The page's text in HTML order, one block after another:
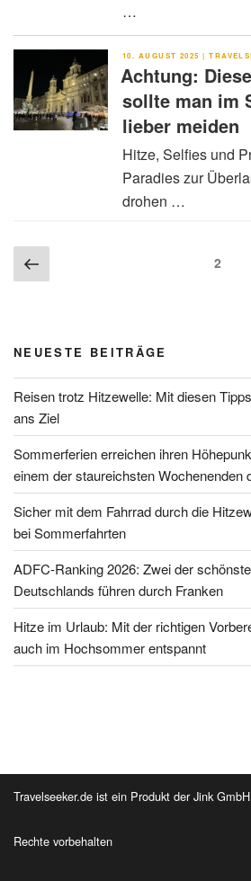
…
VERÖFFENTLICHT
10. AUGUST 2025 |
Achtung:
sollte man im
lieber meiden
Hitze, Selfies und
Paradies zur
drohen …
Seitennummerierung
der Vorherige
Seite
Seite2
NEUESTE BEITRÄGE
Reisen trotz Hitzewelle: Mit diesen
ans Ziel
Sommerferien erreichen ihren
einem der staureichsten Wochenenden
Sicher mit dem Fahrrad durch die
bei Sommerfahrten
ADFC-Ranking 2026: Zwei der
Deutschlands führen durch Franken
Hitze im Urlaub: Mit der richtigen
auch im Hochsommer entspannt
Travelseeker.de ist ein Produkt der Jink
Rechte vorbehalten